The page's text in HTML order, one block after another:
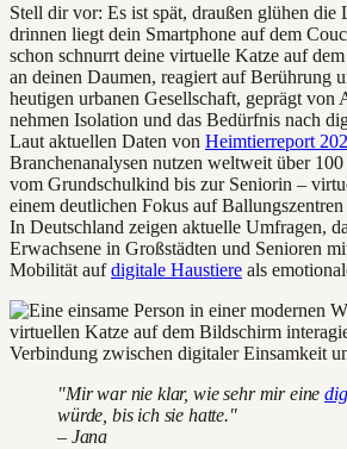
Stell dir vor: Es ist spät, draußen glühen die
drinnen liegt dein Smartphone auf dem
schon schnurrt deine virtuelle Katze auf
an deinen Daumen, reagiert auf Berührung
heutigen urbanen Gesellschaft, geprägt
nehmen Isolation und das Bedürfnis nach
Laut aktuellen Daten von Heimtierreport
Branchenanalysen nutzen weltweit über
vom Grundschulkind bis zur Seniorin –
einem deutlichen Fokus auf
In Deutschland zeigen aktuelle Umfragen,
Erwachsene in Großstädten und Senioren
Mobilität aufdigitale Haustiere als
"Mir war nie klar, wie sehr mir eine
würde, bis ich sie hatte."
– Jana